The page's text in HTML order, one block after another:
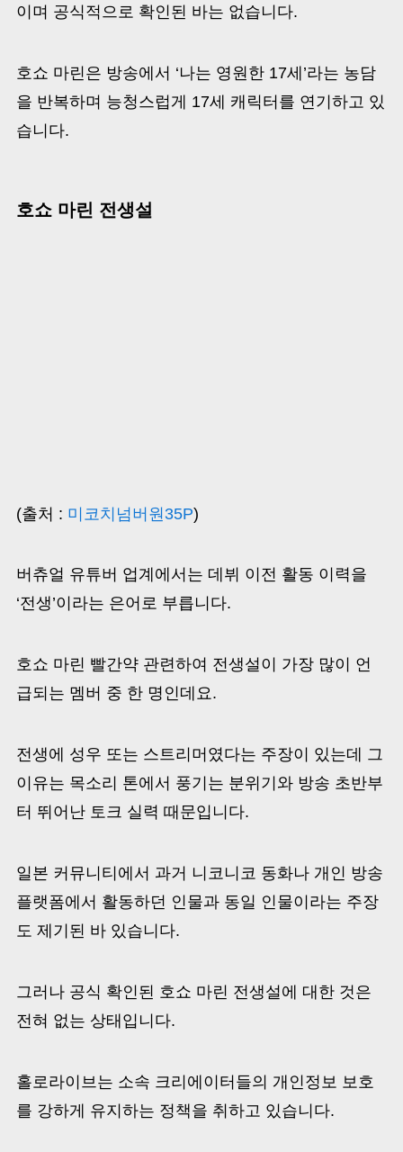
이며 공식적으로 확인된 바는 없습니다.
호쇼 마린은 방송에서 ‘나는 영원한 17세’라는 농담
을 반복하며 능청스럽게 17세 캐릭터를 연기하고 있
습니다.
호쇼 마린 전생설
(출처 : 미코치넘버원35P)
버츄얼 유튜버 업계에서는 데뷔 이전 활동 이력을
‘전생’이라는 은어로 부릅니다.
호쇼 마린 빨간약 관련하여 전생설이 가장 많이 언
급되는 멤버 중 한 명인데요.
전생에 성우 또는 스트리머였다는 주장이 있는데 그
이유는 목소리 톤에서 풍기는 분위기와 방송 초반부
터 뛰어난 토크 실력 때문입니다.
일본 커뮤니티에서 과거 니코니코 동화나 개인 방송
플랫폼에서 활동하던 인물과 동일 인물이라는 주장
도 제기된 바 있습니다.
그러나 공식 확인된 호쇼 마린 전생설에 대한 것은
전혀 없는 상태입니다.
홀로라이브는 소속 크리에이터들의 개인정보 보호
를 강하게 유지하는 정책을 취하고 있습니다.